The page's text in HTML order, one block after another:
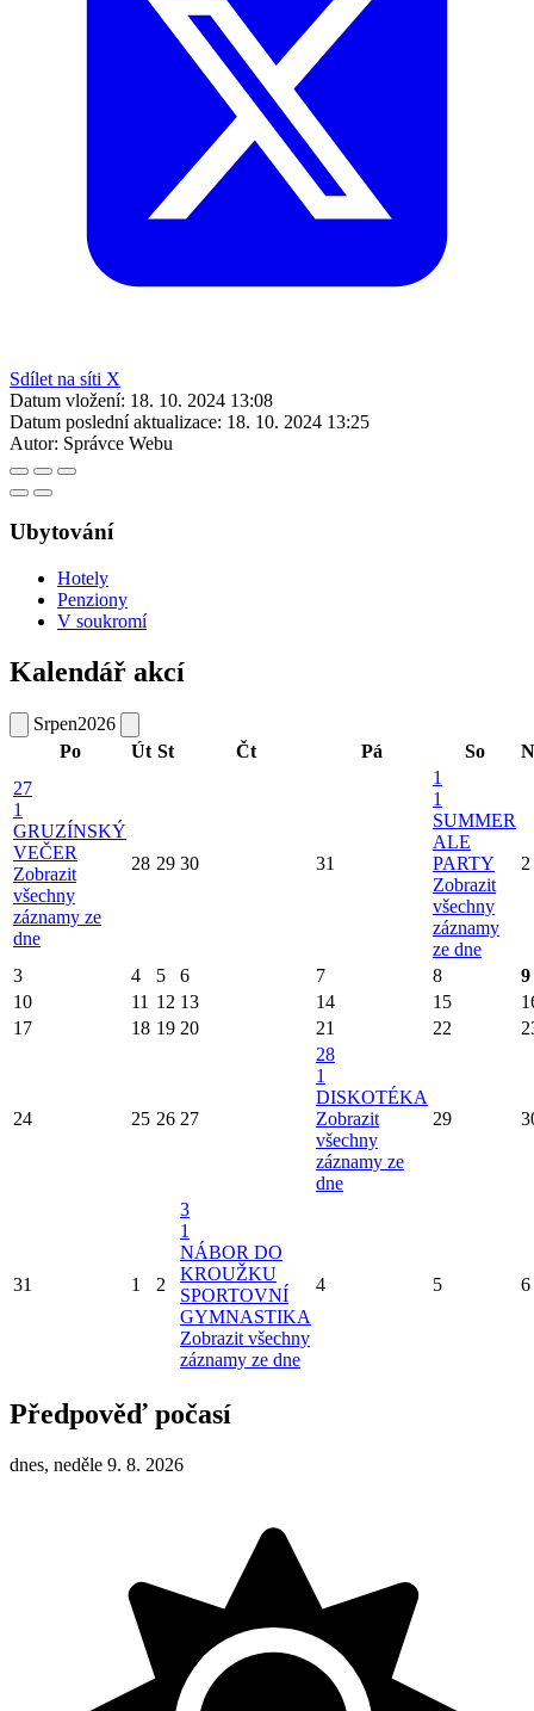
Sdílet na síti X
Datum vložení: 18. 10. 2024 13:08
Datum poslední aktualizace: 18. 10. 2024 13:25
Autor: Správce Webu
Ubytování
Hotely
Penziony
V soukromí
Kalendář akcí
Srpen2026
Po
Út St Čt Pá So
27
1
GRUZÍNSKÝ
VEČER
Zobrazit
všechny
záznamy ze
dne
28 29 30 31
1
1
SUMMER
ALE
PARTY
Zobrazit
všechny
záznamy
ze dne
2
3 4 5 6 7 8
9
10
11 12 13 14 15
17
18 19 20 21 22
24 25 26 27
28
1
DISKOTÉKA
Zobrazit
všechny
záznamy ze
dne
29
31 1 2
3
1
NÁBOR DO
KROUŽKU
SPORTOVNÍ
GYMNASTIKA
Zobrazit všechny
záznamy ze dne
4 5 6
Předpověď počasí
dnes, neděle 9. 8. 2026